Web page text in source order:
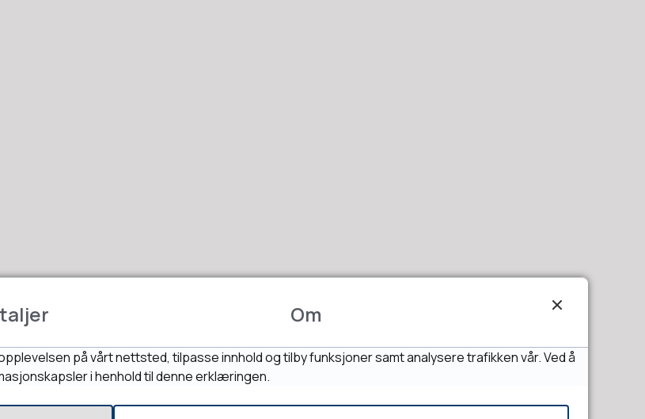
Fant du det du lette etter?
Om
på vårt nettsted, tilpasse innhold og tilby funksjoner samt analysere trafikken vår. Ved å
i henhold til denne erklæringen.